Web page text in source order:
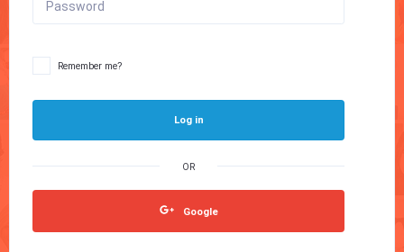
Password
Remember me?
Log in
Google